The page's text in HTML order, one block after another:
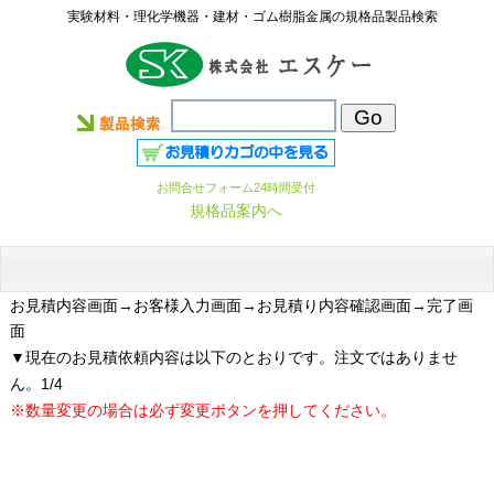
実験材料・理化学機器・建材・ゴム樹脂金属の規格品製品検索
お問合せフォーム24時間受付
規格品案内へ
お見積内容画面→お客様入力画面→お見積り内容確認画面→完了画
面
▼現在のお見積依頼内容は以下のとおりです。注文ではありませ
ん。1/4
※数量変更の場合は必ず変更ボタンを押してください。